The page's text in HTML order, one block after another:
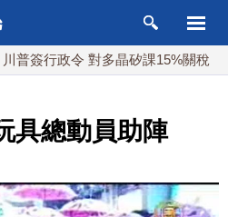
行政令 對多晶矽課15%關稅
具總動員助陣